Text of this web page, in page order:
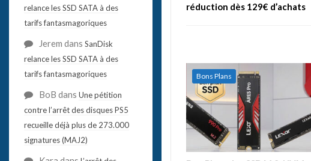
réduction dès 129€ d’achats
Bons Plans
relance les SSD SATA à des
tarifs fantasmagoriques
Jerem dans SanDisk
relance les SSD SATA à des
tarifs fantasmagoriques
BoB dans Une pétition
contre l’arrêt des disques PS5
recueille déjà plus de 273.000
signatures (MAJ2)